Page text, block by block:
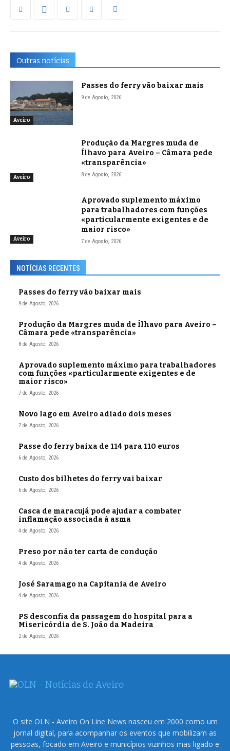
Outras notícias
Aveiro
Passes do ferry vão baixar mais
9 de Agosto, 2026
Aveiro
Produção da Margres muda de
Ílhavo para Aveiro – Câmara pede
«transparência»
8 de Agosto, 2026
Aveiro
Aprovado suplemento máximo
para trabalhadores com funções
«particularmente exigentes e de
maior risco»
7 de Agosto, 2026
NOTÍCIAS RECENTES
Passes do ferry vão baixar mais
9 de Agosto, 2026
Produção da Margres muda de Ílhavo para Aveiro –
Câmara pede «transparência»
8 de Agosto, 2026
Aprovado suplemento máximo para trabalhadores
com funções «particularmente exigentes e de
maior risco»
7 de Agosto, 2026
Novo lago em Aveiro adiado dois meses
7 de Agosto, 2026
Passe do ferry baixa de 114 para 110 euros
6 de Agosto, 2026
Custo dos bilhetes do ferry vai baixar
6 de Agosto, 2026
Casca de maracujá pode ajudar a combater
inflamação associada à asma
4 de Agosto, 2026
Preso por não ter carta de condução
4 de Agosto, 2026
José Saramago na Capitania de Aveiro
4 de Agosto, 2026
PS desconfia da passagem do hospital para a
Misericórdia de S. João da Madeira
2 de Agosto, 2026
O site OLN - Aveiro On Line News nasceu em 2000 como um
jornal digital, para acompanhar os eventos que mobilizam as
pessoas, focado em Aveiro e municípios vizinhos mas ligado e